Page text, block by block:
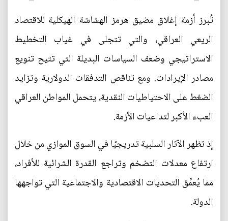
تُبرز أزمة إغلاق مضيق هرمز الهشاشة الهيكلية للاقتصاد
الريعي العراقي، والتي تتجلى في غياب التخطيط
الاستراتيجي وضعف السياسات البديلة التي تتيح تنويع
مصادر الإيرادات. ومع تناقص التدفقات الدولارية وتزايد
الضغط على الاحتياطيات النقدية، يتحمل المواطن العراقي
العبء الأكبر لتداعيات الأزمة.
إذ تظهر الآثار السلبية تدريجيًا في السوق الموازي من خلال
ارتفاع معدلات التضخم وتراجع القدرة الشرائية للأفراد،
مما يُعمِّق التحديات الاقتصادية والاجتماعية التي تواجهها
الدولة.